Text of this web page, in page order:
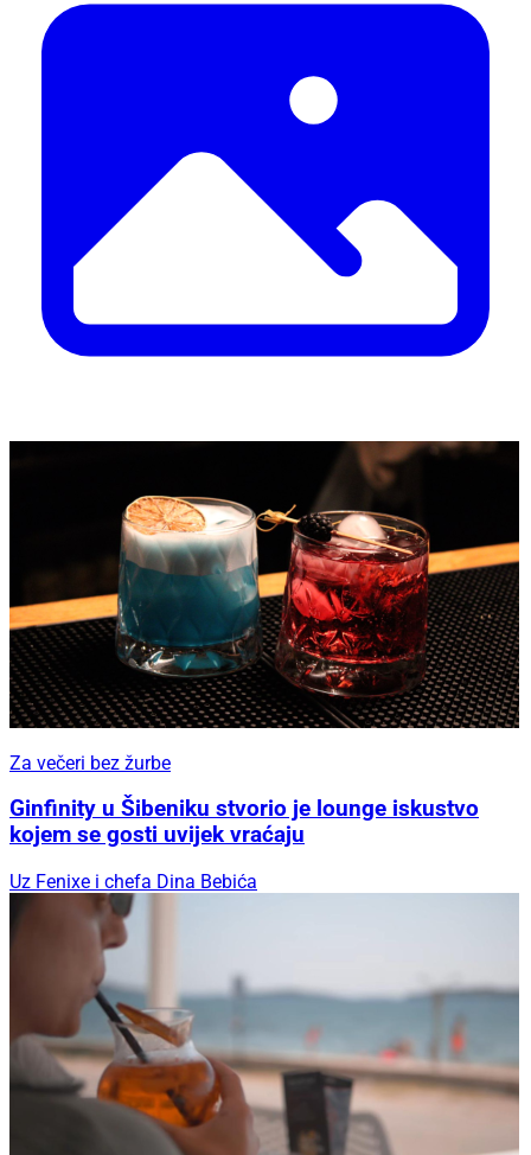
Za večeri bez žurbe
Ginfinity u Šibeniku stvorio je lounge iskustvo
kojem se gosti uvijek vraćaju
Uz Fenixe i chefa Dina Bebića